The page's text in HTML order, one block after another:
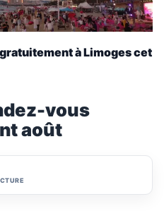
à Limoges cet
vous
août